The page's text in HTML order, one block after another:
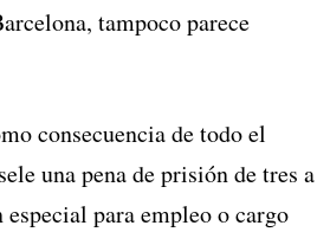
tampoco parece
consecuencia de todo el
una pena de prisión de tres a
para empleo o cargo